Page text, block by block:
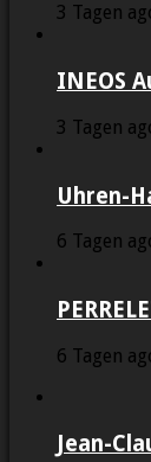
3 Tagen
INEOS
3 Tagen
Uhren-
6 Tagen
6 Tagen
Jean-